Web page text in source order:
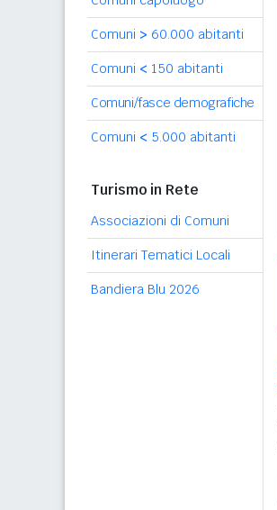
Comuni > 60.000 abitanti
Comuni < 150 abitanti
Comuni/fasce demografiche
Comuni < 5.000 abitanti
Turismo in Rete
Associazioni di Comuni
Itinerari Tematici Locali
Bandiera Blu 2026